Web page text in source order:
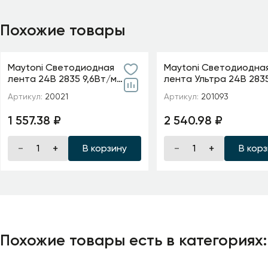
Похожие товары
Maytoni Светодиодная
лента 24В 2835 9,6Вт/м
Артикул: 20021
1 557.38 ₽
В корзину
Maytoni
лента Ультра 24В
Артикул: 201093
2 540.98 ₽
В
Похожие товары есть в категориях: